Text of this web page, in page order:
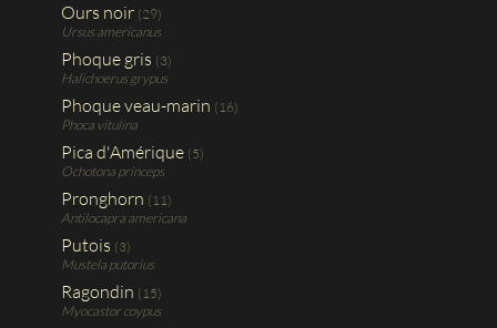
Ours noir (29)
Ursus americanus
Phoque gris (3)
Halichoerus grypus
Phoque veau-marin (16)
Phoca vitulina
Pica d'Amérique (5)
Ochotona princeps
Pronghorn (11)
Antilocapra americana
Putois (3)
Mustela putorius
Ragondin (15)
Myocastor coypus